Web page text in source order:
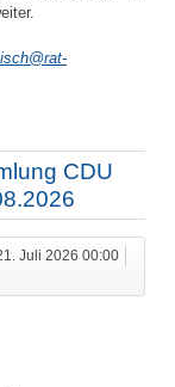
CDU
Juli 2026 00:00